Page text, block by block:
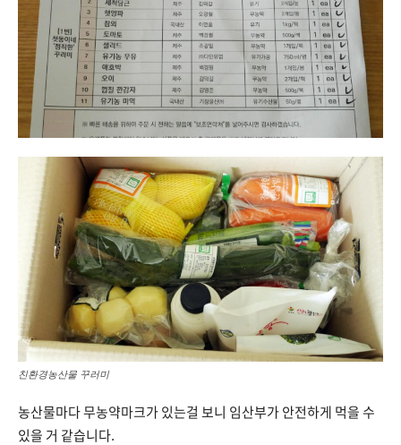
친환경농산물 꾸러미
농산물마다 무농약마크가 있는걸 보니 임산부가 안전하게 먹을 수
있을 거 같습니다.